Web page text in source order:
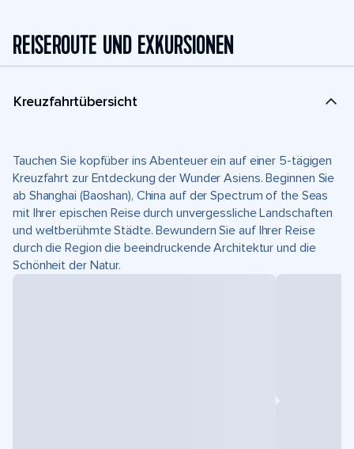
REISEROUTE UND EXKURSIONEN
Kreuzfahrtübersicht
Tauchen Sie kopfüber ins Abenteuer ein auf einer 5-tägigen
Kreuzfahrt zur Entdeckung der Wunder Asiens. Beginnen Sie
ab Shanghai (Baoshan), China auf der Spectrum of the Seas
mit Ihrer epischen Reise durch unvergessliche Landschaften
und weltberühmte Städte. Bewundern Sie auf Ihrer Reise
durch die Region die beeindruckende Architektur und die
Schönheit der Natur.